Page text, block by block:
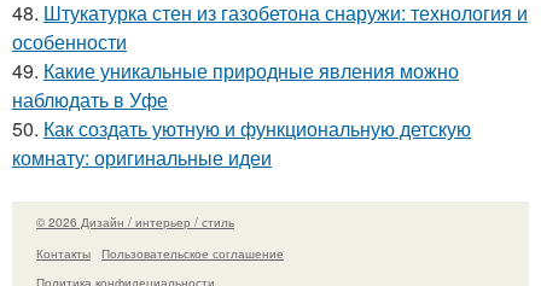
48. Штукатурка стен из газобетона снаружи: технология и
особенности
49. Какие уникальные природные явления можно
наблюдать в Уфе
50. Как создать уютную и функциональную детскую
комнату: оригинальные идеи
© 2026 Дизайн / интерьер / стиль
Контакты
Пользовательское соглашение